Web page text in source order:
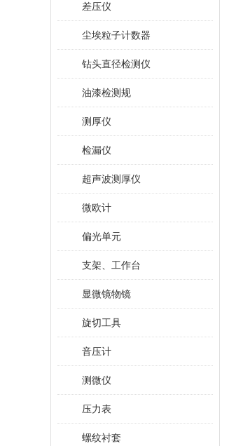
差压仪
尘埃粒子计数器
钻头直径检测仪
油漆检测规
测厚仪
检漏仪
超声波测厚仪
微欧计
偏光单元
支架、工作台
显微镜物镜
旋切工具
音压计
测微仪
压力表
螺纹衬套